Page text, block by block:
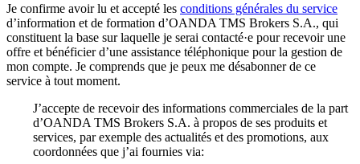
Je confirme avoir lu et accepté les conditions générales du service
d’information et de formation d’OANDA TMS Brokers S.A., qui
constituent la base sur laquelle je serai contacté·e pour recevoir une
offre et bénéficier d’une assistance téléphonique pour la gestion de
mon compte. Je comprends que je peux me désabonner de ce
service à tout moment.
J’accepte de recevoir des informations commerciales de la part
d’OANDA TMS Brokers S.A. à propos de ses produits et
services, par exemple des actualités et des promotions, aux
coordonnées que j’ai fournies via: